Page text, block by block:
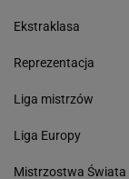
Ekstraklasa
Reprezentacja
Liga mistrzów
Liga Europy
Mistrzostwa Świata